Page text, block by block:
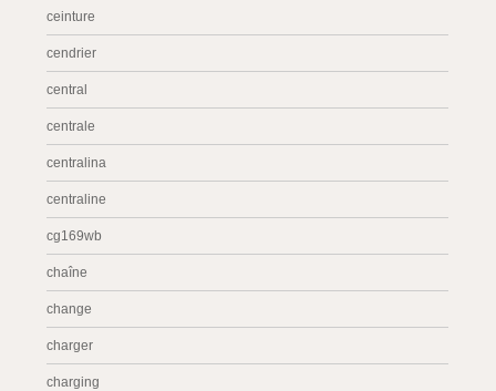
ceinture
cendrier
central
centrale
centralina
centraline
cg169wb
chaîne
change
charger
charging